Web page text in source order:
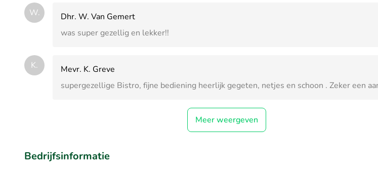
W.
Dhr. W. Van Gemert
was super gezellig en lekker!!
K.
Mevr. K. Greve
supergezellige Bistro, fijne bediening heerlijk gegeten, netjes en schoon . Zeker een
Meer weergeven
Bedrijfsinformatie